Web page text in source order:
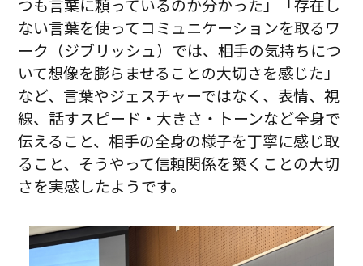
つも言葉に頼っているのか分かった」「存在し
ない言葉を使ってコミュニケーションを取るワ
ーク（ジブリッシュ）では、相手の気持ちにつ
いて想像を膨らませることの大切さを感じた」
など、言葉やジェスチャーではなく、表情、視
線、話すスピード・大きさ・トーンなど全身で
伝えること、相手の全身の様子を丁寧に感じ取
ること、そうやって信頼関係を築くことの大切
さを実感したようです。